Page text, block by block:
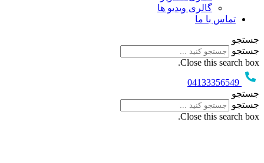
گالری ویدیو ها
تماس با ما
جستجو
جستجو
Close this search box.
04133356549
جستجو
جستجو
Close this search box.